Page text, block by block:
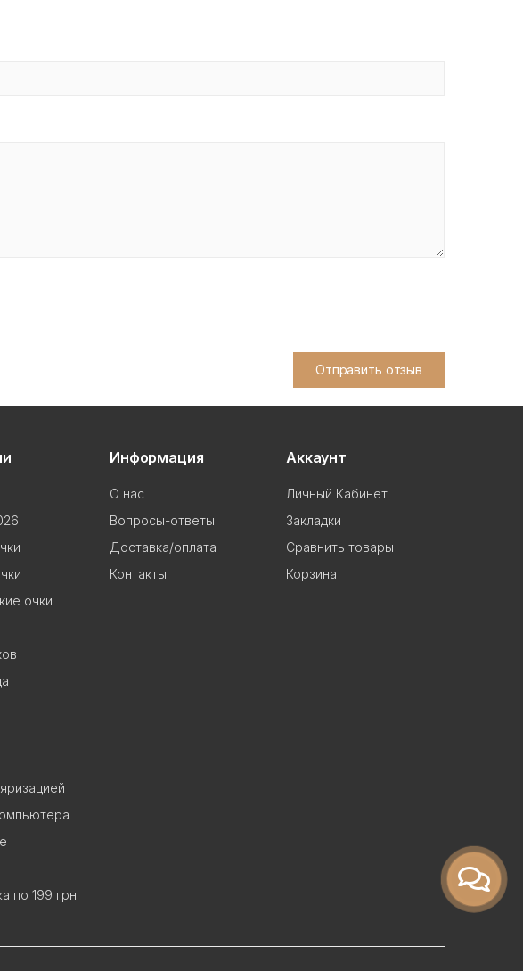
Отправить отзыв
очки
по 199 грн
Информация
О нас
Вопросы-ответы
Доставка/оплата
Контакты
Аккаунт
Личный Кабинет
Закладки
Сравнить товары
Корзина